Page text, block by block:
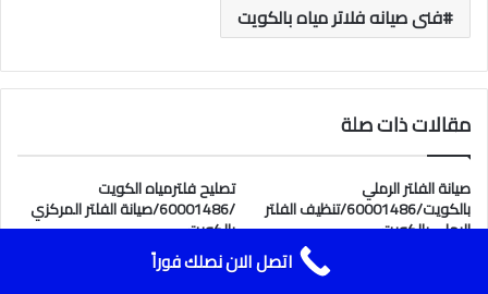
فنى صيانه فلاتر مياه بالكويت
مقالات ذات صلة
صيانة الفلتر الرملي
بالكويت/60001486/تنظيف الفلتر
الرملي بالكويت
تصليح فلترمياه الكويت
/60001486/صيانة الفلتر المركزي
بالكويت
اتصل الان نصلك فوراً